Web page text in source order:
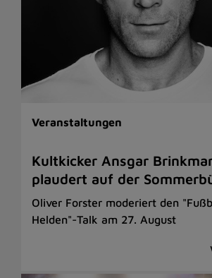
Veranstaltungen
Kultkicker Ansgar
plaudert auf der
Oliver Forster moderiert den
Helden"-Talk am 27. August